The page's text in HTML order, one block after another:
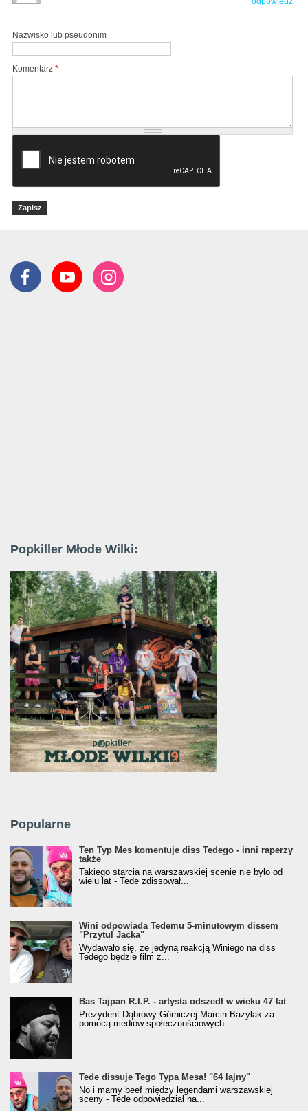
Nazwisko lub pseudonim
Komentarz *
Popkiller Młode Wilki:
Popularne
Ten Typ Mes komentuje diss Tedego - inni raperzy
także
Takiego starcia na warszawskiej scenie nie było od
wielu lat - Tede zdissował...
Wini odpowiada Tedemu 5-minutowym dissem
"Przytul Jacka"
Wydawało się, że jedyną reakcją Winiego na diss
Tedego będzie film z...
Bas Tajpan R.I.P. - artysta odszedł w wieku 47 lat
Prezydent Dąbrowy Górniczej Marcin Bazylak za
pomocą mediów społecznościowych...
Tede dissuje Tego Typa Mesa! "64 lajny"
No i mamy beef między legendami warszawskiej
sceny - Tede odpowiedział na...